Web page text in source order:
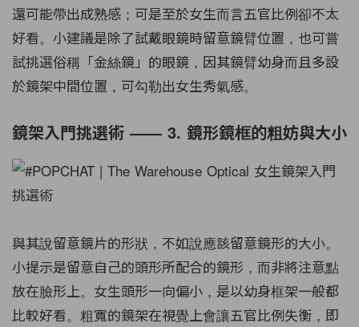
還可能帶出成熟感；可是至於女生而言五官比例卻不太
好看。小建議是除了試戴眼鏡時留意鏡臂位置，也可嘗
試挑選俗稱「金絲鏡」的眼鏡，因其鏡臂幼身而且多設
於鏡架中間位置，可勾勒出女生秀氣感。
鏡架入門挑選術 —— 3. 鏡形鏡框的粗妨與大小
與其說留意鏡片的形狀，不如說應該留意鏡形的大小。
小提示是留意自己的頭形所配合的鏡形，而非將注意點
放在臉形上。女生頭形一向偏小，是以幼身框架一般都
比較好看。粗寬的鏡架在視覺上會讓五官比例失衡，即